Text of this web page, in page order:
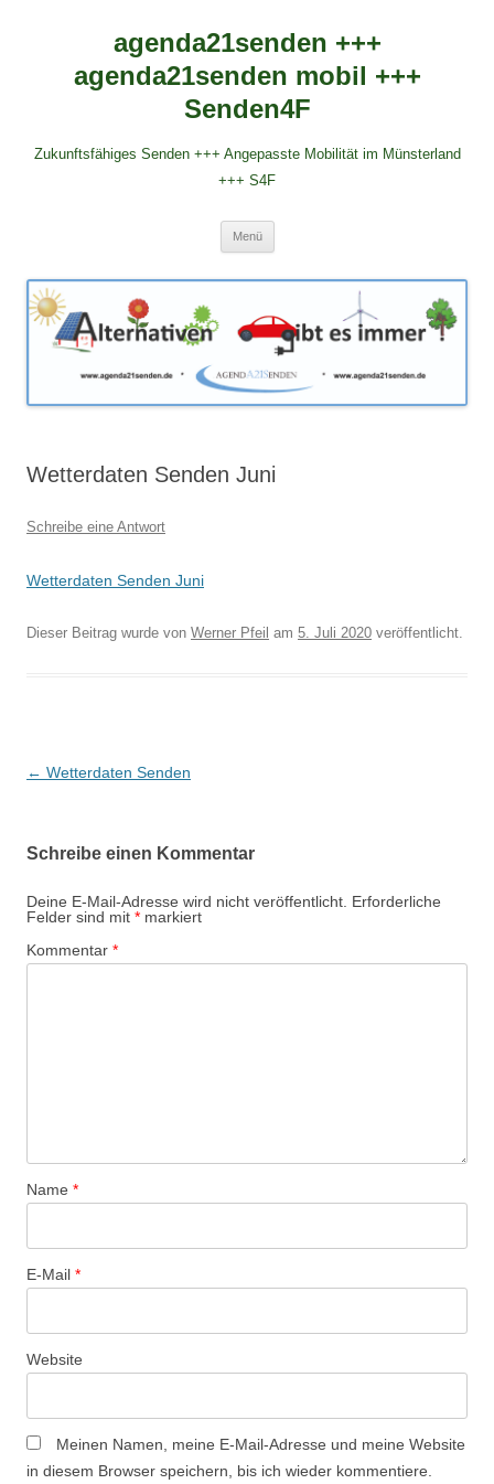
agenda21senden +++
agenda21senden mobil +++
Senden4F
Zukunftsfähiges Senden +++ Angepasste Mobilität im Münsterland
+++ S4F
Menü
Wetterdaten Senden Juni
Schreibe eine Antwort
Wetterdaten Senden Juni
Dieser Beitrag wurde von Werner Pfeil am 5. Juli 2020 veröffentlicht.
B
t
r
a
g
a
i
n
← Wetterdaten Senden
Schreibe einen Kommentar
Deine E-Mail-Adresse wird nicht veröffentlicht. Erforderliche
Felder sind mit * markiert
Kommentar *
Name *
E-Mail *
Website
Meinen Namen, meine E-Mail-Adresse und meine Website
in diesem Browser speichern, bis ich wieder kommentiere.